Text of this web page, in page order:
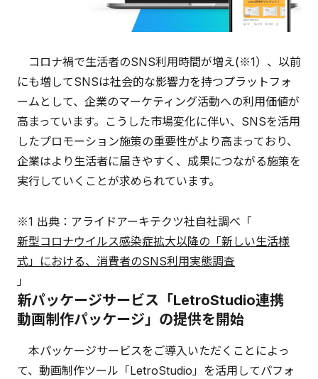
コロナ禍で生活者のSNS利用時間が増え(※1）、以前
にも増してSNSは社会的な影響力を持つプラットフォ
ームとして、企業のマーケティング活動への利用価値が
高まっています。こうした市場変化に伴い、SNSを活用
したプロモーション施策の重要性がより高まっており、
企業はより生活者に届きやすく、成果につながる施策を
実行していくことが求められています。
※1 出典：アライドアーキテクツ社自社調べ「
新型コロナウイルス感染症拡大以降の「新しい生活様
式」における、消費者のSNS利用実態調査
」
新パッケージサービス「LetroStudio連携
動画制作パッケージ」の提供を開始
本パッケージサービスをご導入いただくことによっ
て、動画制作ツール「LetroStudio」を活用してパフォ